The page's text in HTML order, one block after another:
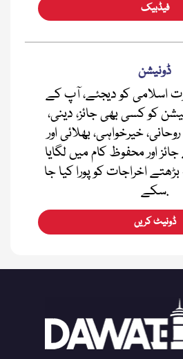
فیڈبیک
ڈونیشن
اسلامی کو دیجئے، آپ کے
کو کسی بھی جائز، دینی،
خیرخواہی، بھلائی اور
اور محفوظ کام میں لگایا
اخراجات کو پورا کیا جا
سکے.
ڈونیٹ کریں